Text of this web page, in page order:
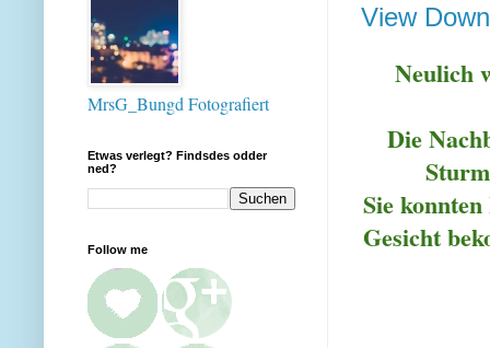
View
Neulich
Die
Sie
Gesicht
MrsG_Bungd Fotografiert
Etwas verlegt? Findsdes odder
ned?
Follow me